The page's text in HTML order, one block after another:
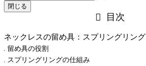
閉じる
目次
ネックレスの留め具：スプリングリング
留め具の役割
スプリングリングの仕組み